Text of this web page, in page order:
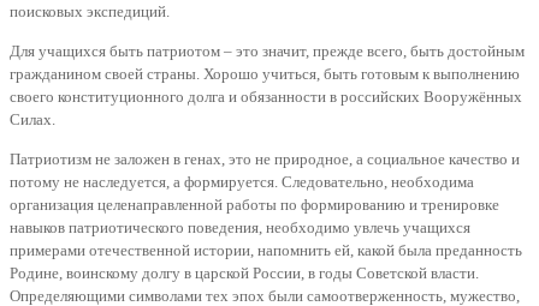
поисковых экспедиций.
Для учащихся быть патриотом – это значит, прежде всего, быть достойным
гражданином своей страны. Хорошо учиться, быть готовым к выполнению
своего конституционного долга и обязанности в российских Вооружённых
Силах.
Патриотизм не заложен в генах, это не природное, а социальное качество и
потому не наследуется, а формируется. Следовательно, необходима
организация целенаправленной работы по формированию и тренировке
навыков патриотического поведения, необходимо увлечь учащихся
примерами отечественной истории, напомнить ей, какой была преданность
Родине, воинскому долгу в царской России, в годы Советской власти.
Определяющими символами тех эпох были самоотверженность, мужество,